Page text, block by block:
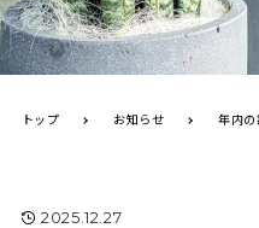
トップ お知らせ
2025.12.27